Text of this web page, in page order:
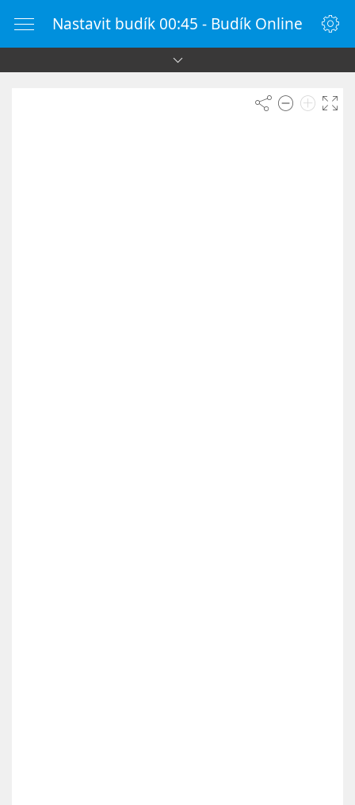
Nastavit budík 00:45 - Budík Online